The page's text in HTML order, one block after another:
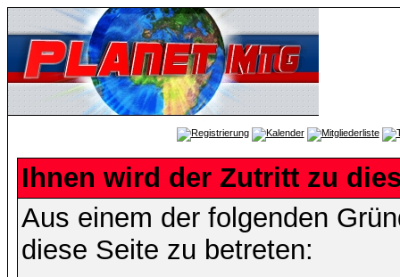
Ihnen wird der Zutritt zu
Aus einem der folgenden
diese Seite zu betreten: